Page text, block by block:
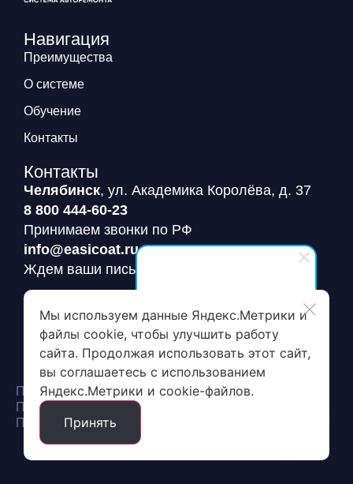
EasiCoat
Здравствуйте! Готовы помочь
вам. Напишите мне, если у
вас появятся вопросы.
Навигация
Преимущества
О системе
Обучение
Контакты
Контакты
Челябинск, ул. Академика Королёва, д. 37
8 800 444-60-23
Принимаем звонки по РФ
info@easicoat.ru
Ждем ваши письма
Заявка на пробный пакет
Политика конфиденциальности
Политика обработки и защиты персональных данных
Пользовательское соглашение сайта
Мы используем данные Яндекс.Метрики и
файлы cookie, чтобы улучшить работу
сайта. Продолжая использовать этот сайт,
вы соглашаетесь с использованием
Яндекс.Метрики и cookie-файлов.
Принять